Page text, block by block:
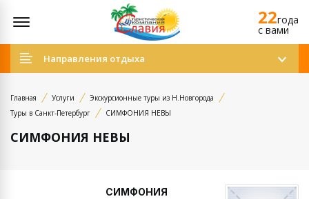
22года
c вами
Направления отдыха
Главная Услуги
Экскурсионные туры из Н.Новгорода
Туры в Санкт-Петербург
СИМФОНИЯ НЕВЫ
СИМФОНИЯ НЕВЫ
СИМФОНИЯ